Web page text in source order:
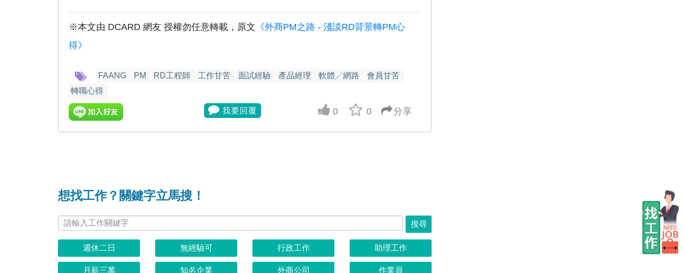
※本文由 DCARD 網友 授權勿任意轉載，原文 《外商PM之路 - 淺談RD背景轉PM心
得》
FAANG PM RD工程師 工作甘苦 面試經驗 產品經理 軟體╱網路
會員甘苦
轉職心得
我要回覆 up vote
0 0 分享
想找工作？關鍵字立馬搜！
搜尋
週休二日 無經驗可 行政工作 助理工作
月薪三萬 知名企業 外商公司 作業員